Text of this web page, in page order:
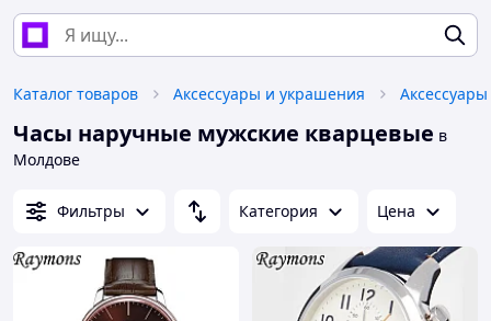
Каталог товаров Аксессуары и украшения Аксессуары
Часы наручные мужские кварцевые в
Молдове
Фильтры Категория Цена